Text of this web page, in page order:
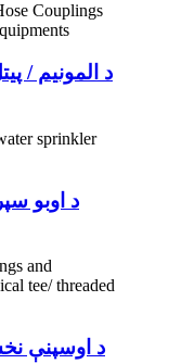
د المونیم /
د اوبو
د اوسپنې